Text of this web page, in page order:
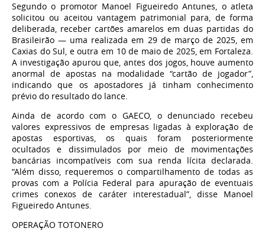
Segundo o promotor Manoel Figueiredo Antunes, o atleta
solicitou ou aceitou vantagem patrimonial para, de forma
deliberada, receber cartões amarelos em duas partidas do
Brasileirão — uma realizada em 29 de março de 2025, em
Caxias do Sul, e outra em 10 de maio de 2025, em Fortaleza.
A investigação apurou que, antes dos jogos, houve aumento
anormal de apostas na modalidade “cartão de jogador”,
indicando que os apostadores já tinham conhecimento
prévio do resultado do lance.
Ainda de acordo com o GAECO, o denunciado recebeu
valores expressivos de empresas ligadas à exploração de
apostas esportivas, os quais foram posteriormente
ocultados e dissimulados por meio de movimentações
bancárias incompatíveis com sua renda lícita declarada.
“Além disso, requeremos o compartilhamento de todas as
provas com a Polícia Federal para apuração de eventuais
crimes conexos de caráter interestadual”, disse Manoel
Figueiredo Antunes.
OPERAÇÃO TOTONERO